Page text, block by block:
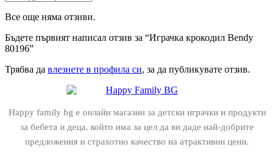
Все още няма отзиви.
Бъдете първият написал отзив за “Играчка крокодил Bendy
80196”
Трябва да влезнете в профила си, за да публикувате отзив.
Happy family bg е онлайн магазин за детски играчки и продукти
за бебета и деца, който има за цел да ви даде най-добрите
предложения и страхотно качество на атрактивни цени.